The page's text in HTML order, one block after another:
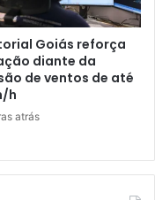
Goiás reforça
diante da
de ventos de até
h
atrás